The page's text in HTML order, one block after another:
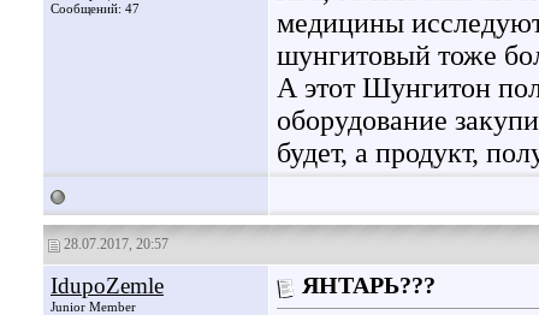
Сообщений: 47
медицины
шунгитовый тоже
А этот Шунгитон
оборудование
будет, а продукт,
28.07.2017, 20:57
IdupoZemle
Junior Member
ЯНТАРЬ???